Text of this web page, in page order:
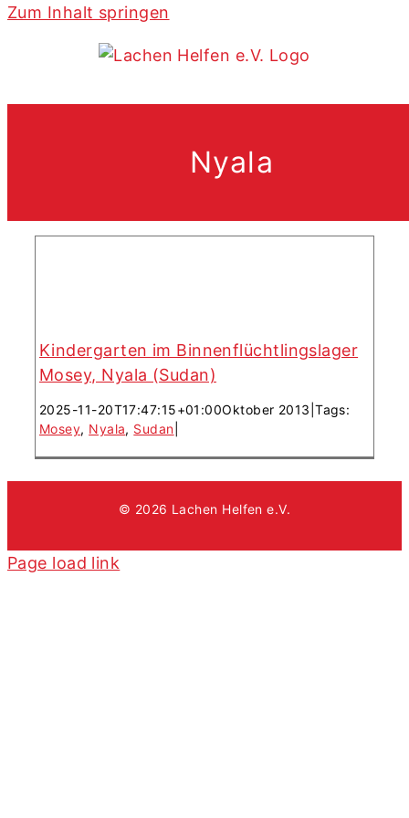
Zum Inhalt springen
Nyala
Kindergarten im
Nyala (Sudan)
Kindergarten im Binnenflüchtlingslager
Mosey, Nyala (Sudan)
2025-11-20T17:47:15+01:00Oktober 2013 |Tags:
Mosey, Nyala, Sudan
© 2026 Lachen Helfen e.V.
Page load link